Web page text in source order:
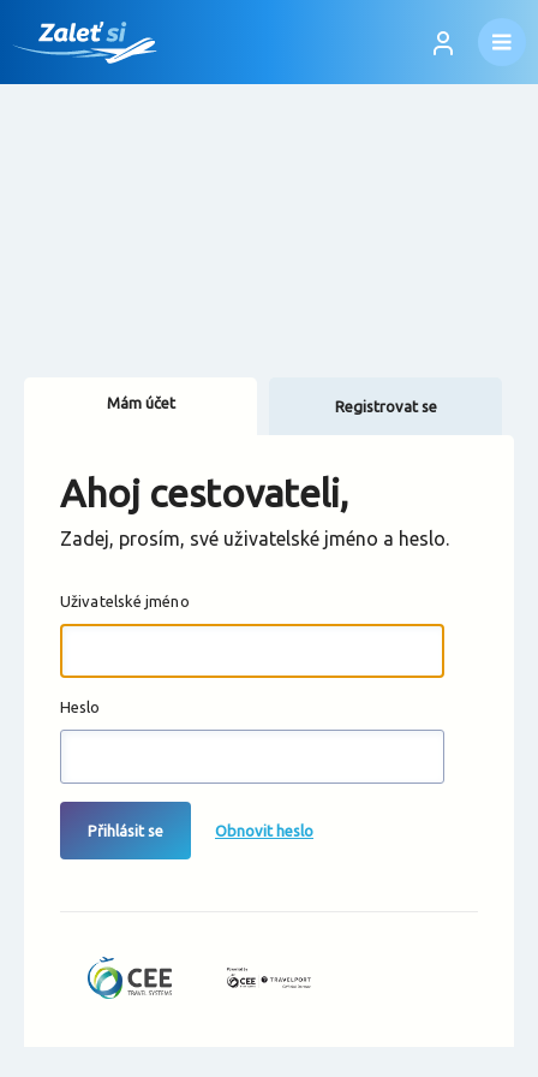
Změnit měnu
Mám účet Registrovat se
Ahoj cestovateli,
Zadej, prosím, své uživatelské jméno a heslo.
Uživatelské jméno
Heslo
Přihlásit se Obnovit heslo